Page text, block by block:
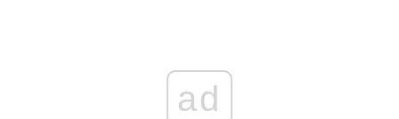
ad